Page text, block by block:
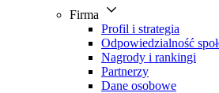
Firma
Profil i strategia
Odpowiedzialność
Nagrody i rankingi
Partnerzy
Dane osobowe